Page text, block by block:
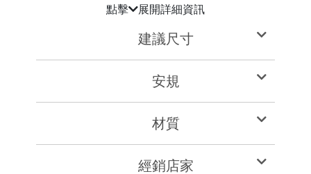
點擊 展開詳細資訊
建議尺寸
安規
材質
經銷店家